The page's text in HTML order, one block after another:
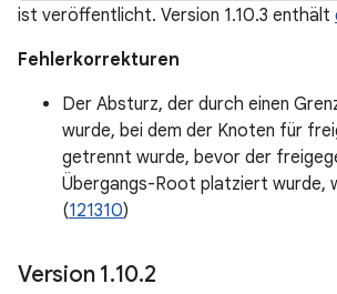
ist veröffentlicht. Version 1.10.3 enthält
Fehlerkorrekturen
Der Absturz, der durch einen
wurde, bei dem der Knoten für
getrennt wurde, bevor der
Übergangs-Root platziert wurde,
(121310)
Version 1.10.2